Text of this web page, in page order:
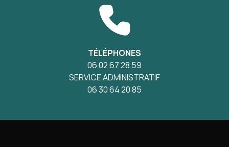
TÉLÉPHONES
06 02 67 28 59
SERVICE ADMINISTRATIF
06 30 64 20 85